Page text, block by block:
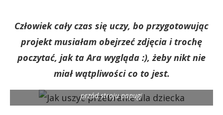
Człowiek cały czas się uczy, bo przygotowując
projekt musiałam obejrzeć zdjęcia i trochę
poczytać, jak ta Ara wygląda :), żeby nikt nie
miał wątpliwości co to jest.
przód stroju papugi